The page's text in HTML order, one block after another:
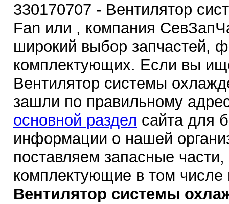
330170707 - Вентилятор
Fan или , компания
широкий выбор запчастей,
комплектующих. Если вы
Вентилятор системы
зашли по правильному
основной раздел сайта для
информации о нашей
поставляем запасные
комплектующие в том
Вентилятор системы